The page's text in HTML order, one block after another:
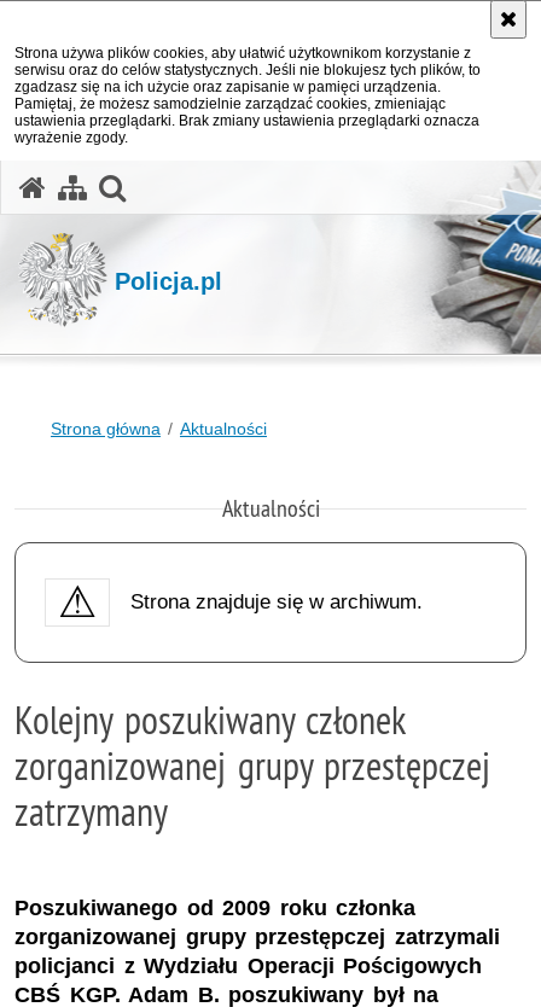
Strona używa plików cookies, aby ułatwić użytkownikom korzystanie z
serwisu oraz do celów statystycznych. Jeśli nie blokujesz tych plików, to
zgadzasz się na ich użycie oraz zapisanie w pamięci urządzenia.
Pamiętaj, że możesz samodzielnie zarządzać cookies, zmieniając
ustawienia przeglądarki. Brak zmiany ustawienia przeglądarki oznacza
wyrażenie zgody.
Policja.pl
Strona główna Aktualności
Aktualności
Strona znajduje się w archiwum.
Kolejny poszukiwany członek
zorganizowanej grupy przestępczej
zatrzymany
Poszukiwanego od 2009 roku członka
zorganizowanej grupy przestępczej zatrzymali
policjanci z Wydziału Operacji Pościgowych
CBŚ KGP. Adam B. poszukiwany był na